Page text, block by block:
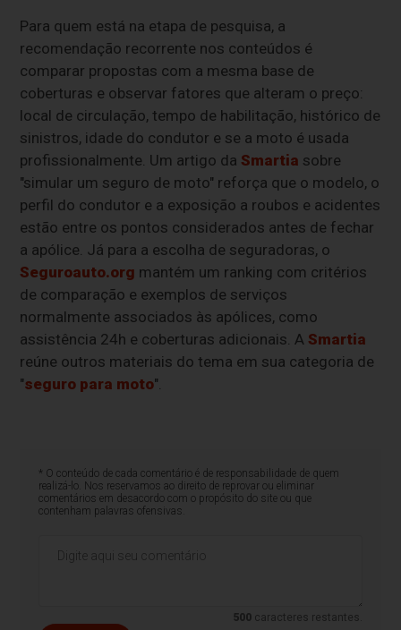
Para quem está na etapa de pesquisa, a
recomendação recorrente nos conteúdos é
comparar propostas com a mesma base de
coberturas e observar fatores que alteram o preço:
local de circulação, tempo de habilitação, histórico de
sinistros, idade do condutor e se a moto é usada
profissionalmente. Um artigo da Smartia sobre
"simular um seguro de moto" reforça que o modelo, o
perfil do condutor e a exposição a roubos e acidentes
estão entre os pontos considerados antes de fechar
a apólice. Já para a escolha de seguradoras, o
Seguroauto.org mantém um ranking com critérios
de comparação e exemplos de serviços
normalmente associados às apólices, como
assistência 24h e coberturas adicionais. A Smartia
reúne outros materiais do tema em sua categoria de
"seguro para moto".
* O conteúdo de cada comentário é de responsabilidade de quem
realizá-lo. Nos reservamos ao direito de reprovar ou eliminar
comentários em desacordo com o propósito do site ou que
contenham palavras ofensivas.
500 caracteres restantes.